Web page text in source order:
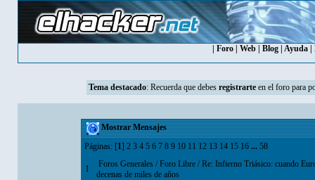
Foro| Web| Blog| Ayuda|
Tema destacado: Recuerda que debes registrarteen el foro para
Mostrar Mensajes
Páginas: [1] 2 3 4 5 6 7 8 9 10 11 12 13 14 15 16 ... 58
1 Foros Generales/Foro Libre/Re: Infierno Triásico: cuando
decenas de miles de años